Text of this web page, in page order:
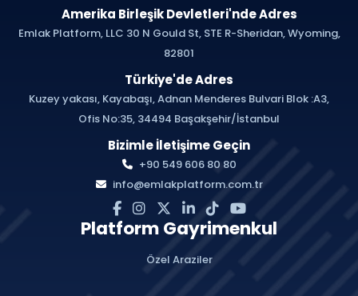
Amerika Birleşik Devletleri'nde Adres
Emlak Platform, LLC 30 N Gould St, STE R-Sheridan, Wyoming,
82801
Türkiye'de Adres
Kuzey yakası, Kayabaşı, Adnan Menderes Bulvari Blok :A3,
Ofis No:35, 34494 Başakşehir/İstanbul
Bizimle İletişime Geçin
+90 549 606 80 80
info@emlakplatform.com.tr
Platform Gayrimenkul
Özel Araziler